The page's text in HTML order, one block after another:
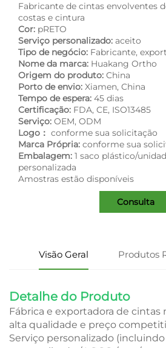
Fabricante de cintas envolventes
costas e cintura
Cor: pRETO
Serviço personalizado: aceito
Tipo de negócio: Fabricante,
Nome da marca: Huakang Ortho
Origem do produto: China
Porto de envio: Xiamen, China
Tempo de espera: 45 dias
Certificação: FDA, CE, ISO13485
Serviço: OEM, ODM
Logo： conforme sua solicitação
Marca Própria: conforme sua
Embalagem: 1 saco plástico/
personalizada
Amostras estão disponíveis
Consulta
Visão Geral Produtos
Detalhe do Produto
Fábrica e exportadora de cintas
alta qualidade e preço
Serviço personalizado